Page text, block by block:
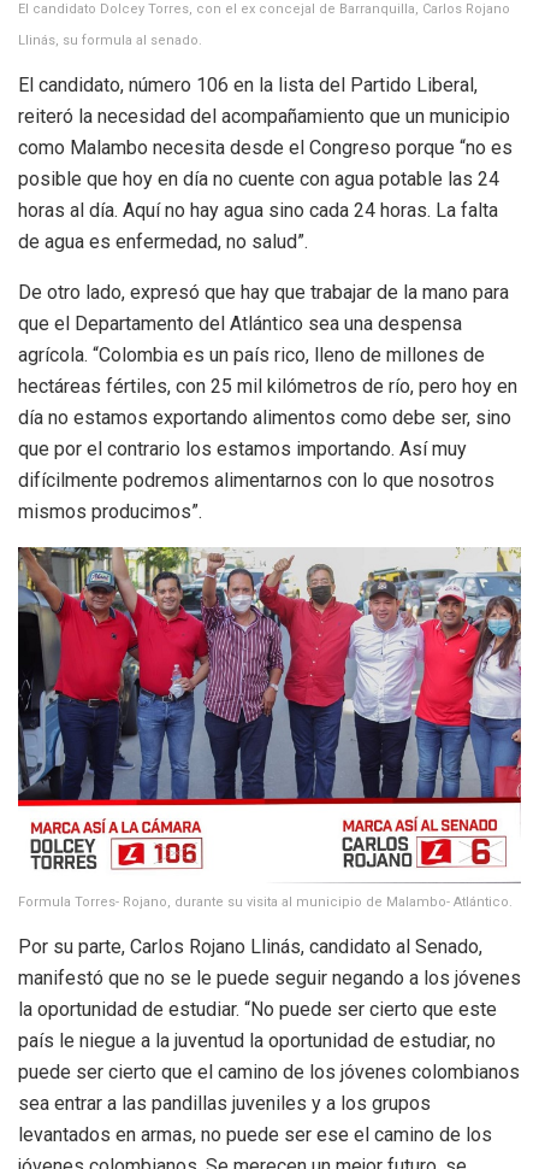
El candidato Dolcey Torres, con el ex concejal de Barranquilla, Carlos Rojano
Llinás, su formula al senado.
El candidato, número 106 en la lista del Partido Liberal,
reiteró la necesidad del acompañamiento que un municipio
como Malambo necesita desde el Congreso porque “no es
posible que hoy en día no cuente con agua potable las 24
horas al día. Aquí no hay agua sino cada 24 horas. La falta
de agua es enfermedad, no salud”.
De otro lado, expresó que hay que trabajar de la mano para
que el Departamento del Atlántico sea una despensa
agrícola. “Colombia es un país rico, lleno de millones de
hectáreas fértiles, con 25 mil kilómetros de río, pero hoy en
día no estamos exportando alimentos como debe ser, sino
que por el contrario los estamos importando. Así muy
difícilmente podremos alimentarnos con lo que nosotros
mismos producimos”.
Formula Torres- Rojano, durante su visita al municipio de Malambo- Atlántico.
Por su parte, Carlos Rojano Llinás, candidato al Senado,
manifestó que no se le puede seguir negando a los jóvenes
la oportunidad de estudiar. “No puede ser cierto que este
país le niegue a la juventud la oportunidad de estudiar, no
puede ser cierto que el camino de los jóvenes colombianos
sea entrar a las pandillas juveniles y a los grupos
levantados en armas, no puede ser ese el camino de los